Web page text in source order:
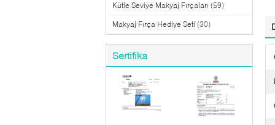
Kütle Seviye Makyaj Fırçaları (59)
Makyaj Fırça Hediye Seti (30)
Sertifika